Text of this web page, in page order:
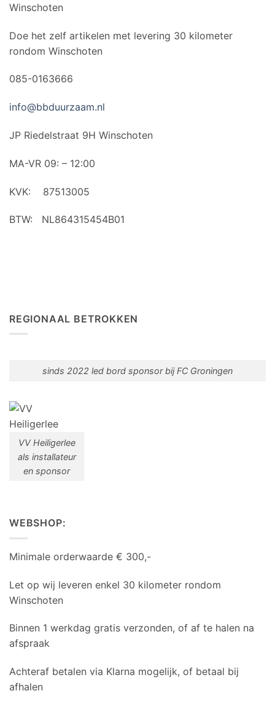
Winschoten
Doe het zelf artikelen met levering 30 kilometer
rondom Winschoten
085-0163666
info@bbduurzaam.nl
JP Riedelstraat 9H Winschoten
MA-VR 09: – 12:00
KVK: 87513005
BTW: NL864315454B01
REGIONAAL BETROKKEN
sinds 2022 led bord sponsor bij FC Groningen
VV Heiligerlee
als installateur
en sponsor
WEBSHOP:
Minimale orderwaarde € 300,-
Let op wij leveren enkel 30 kilometer rondom
Winschoten
Binnen 1 werkdag gratis verzonden, of af te halen na
afspraak
Achteraf betalen via Klarna mogelijk, of betaal bij
afhalen